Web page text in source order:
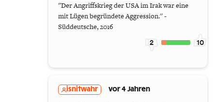
''Der Angriffskrieg der USA im Irak war eine
mit Lügen begründete Aggression.'' -
Süddeutsche, 2016
2 10
isnitwahr vor 4 Jahren